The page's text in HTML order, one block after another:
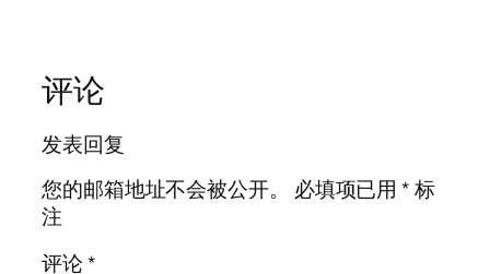
评论
发表回复
您的邮箱地址不会被公开。
必填项已用*标
注
评论*